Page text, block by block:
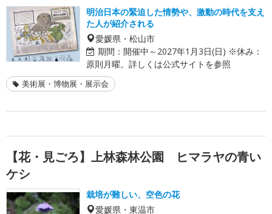
明治日本の緊迫した情勢や、激動の時代を支え
た人が紹介される
愛媛県・松山市
期間： 開催中～2027年1月3日(日) ※休み：
原則月曜。詳しくは公式サイトを参照
美術展・博物展・展示会
【花・見ごろ】上林森林公園 ヒマラヤの青い
ケシ
栽培が難しい、空色の花
愛媛県・東温市